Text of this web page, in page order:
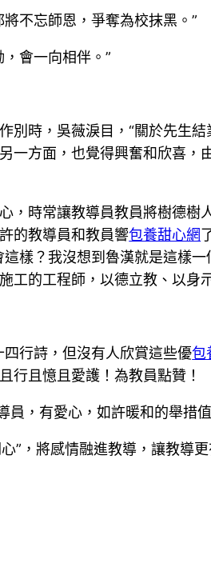
不忘師恩，爭奪為校抹黑。”
會一向相伴。”
別時，吳薇淚目，“關於先生
一方面，也覺得興奮和欣喜，
，時常讓教導員教員將樹德樹
的教導員和教員響包養甜心網
樣？我沒想到魯漢就是這樣
工的工程師，以德立教、以身
行詩，但沒有人欣賞這些優包
行且憶且愛護！為教員點贊！
員，有愛心，如許暖和的舉措
”，將感情融進教導，讓教導